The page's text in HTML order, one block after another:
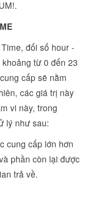
đối số hour -
từ 0 đến 23
cấp sẽ nằm
các giá trị này
vi này, trong
lý như sau:
cung cấp lớn hơn
phần còn lại được
trả về.